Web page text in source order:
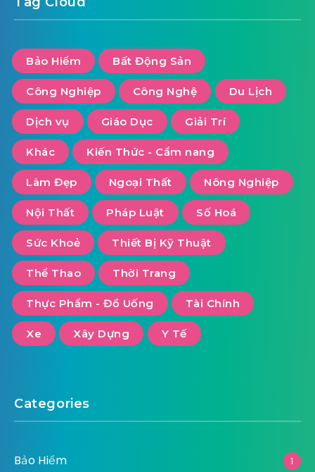
Bảo Hiểm Bất Động Sản
Công Nghiệp Công Nghệ Du Lịch
Dịch vụ Giáo Dục Giải Trí
Khác Kiến Thức - Cẩm nang
Làm Đẹp Ngoại Thất Nông Nghiệp
Nội Thất Pháp Luật Số Hoá
Sức Khoẻ Thiết Bị Kỹ Thuật
Thể Thao Thời Trang
Thực Phẩm - Đồ Uống Tài Chính
Xe Xây Dựng Y Tế
Categories
Bảo Hiểm 1